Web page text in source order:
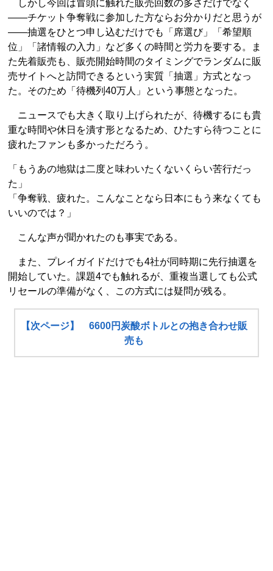
しかし今回は冒頭に触れた販売回数の多さだけでなく
――チケット争奪戦に参加した方ならお分かりだと思うが
――抽選をひとつ申し込むだけでも「席選び」「希望順
位」「諸情報の入力」など多くの時間と労力を要する。ま
た先着販売も、販売開始時間のタイミングでランダムに販
売サイトへと訪問できるという実質「抽選」方式となっ
た。そのため「待機列40万人」という事態となった。
ニュースでも大きく取り上げられたが、待機するにも貴
重な時間や休日を潰す形となるため、ひたすら待つことに
疲れたファンも多かっただろう。
「もうあの地獄は二度と味わいたくないくらい苦行だっ
た」
「争奪戦、疲れた。こんなことなら日本にもう来なくても
いいのでは？」
こんな声が聞かれたのも事実である。
また、プレイガイドだけでも4社が同時期に先行抽選を
開始していた。課題4でも触れるが、重複当選しても公式
リセールの準備がなく、この方式には疑問が残る。
【次ページ】 6600円炭酸ボトルとの抱き合わせ販
売も